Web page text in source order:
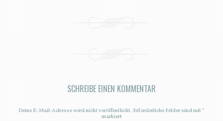
SCHREIBE EINEN KOMMENTAR
Deine E-Mail-Adresse wird nicht veröffentlicht. Erforderliche Felder sind mit*
markiert